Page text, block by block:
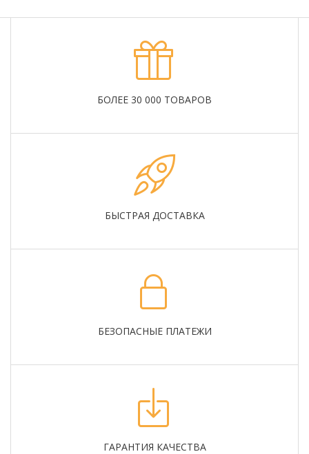
БОЛЕЕ 30 000 ТОВАРОВ
БЫСТРАЯ ДОСТАВКА
БЕЗОПАСНЫЕ ПЛАТЕЖИ
ГАРАНТИЯ КАЧЕСТВА